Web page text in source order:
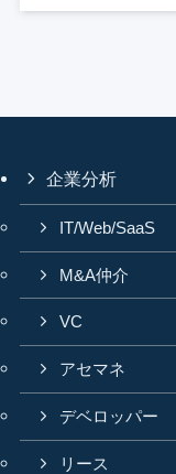
企業分析
IT/Web/SaaS
M&A仲介
VC
アセマネ
デベロッパー
リース